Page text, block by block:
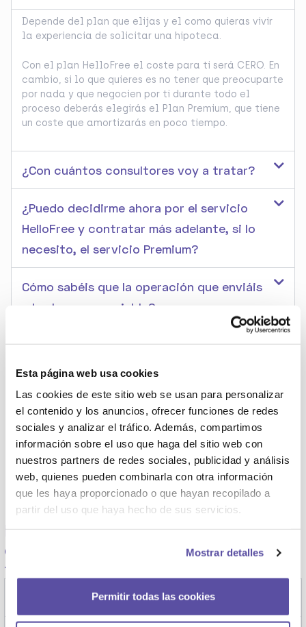
Esta página web usa cookies
Las cookies de este sitio web se usan para personalizar
el contenido y los anuncios, ofrecer funciones de redes
sociales y analizar el tráfico. Además, compartimos
información sobre el uso que haga del sitio web con
nuestros partners de redes sociales, publicidad y análisis
web, quienes pueden combinarla con otra información
que les haya proporcionado o que hayan recopilado a
partir del uso que haya hecho de sus servicios.
Mostrar detalles
Permitir todas las cookies
Depende del plan que elijas y el como quieras vivir
la experiencia de solicitar una hipoteca.
Con el plan HelloFree el coste para ti será CERO. En
cambio, si lo que quieres es no tener que preocuparte
por nada y que negocien por ti durante todo el
proceso deberás elegirás el Plan Premium, que tiene
un coste que amortizarás en poco tiempo.
¿Con cuántos consultores voy a tratar?
¿Puedo decidirme ahora por el servicio
HelloFree y contratar más adelante, si lo
necesito, el servicio Premium?
Cómo sabéis que la operación que enviáis
a los bancos es viable?
¿Qué pasa si al final no me interesa
ninguna de vuestras propuestas?
Línea de Avales ICO para adquisición
de primera vivienda de jóvenes y
familias con menores a cargo
¿Cuál es la finalidad de esta Línea?